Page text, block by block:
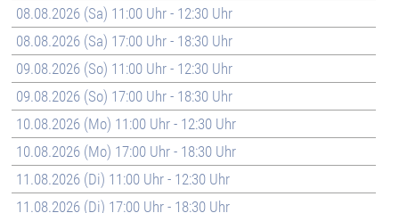
08.08.2026 (Sa) 11:00 Uhr - 12:30 Uhr
08.08.2026 (Sa) 17:00 Uhr - 18:30 Uhr
09.08.2026 (So) 11:00 Uhr - 12:30 Uhr
09.08.2026 (So) 17:00 Uhr - 18:30 Uhr
10.08.2026 (Mo) 11:00 Uhr - 12:30 Uhr
10.08.2026 (Mo) 17:00 Uhr - 18:30 Uhr
11.08.2026 (Di) 11:00 Uhr - 12:30 Uhr
11.08.2026 (Di) 17:00 Uhr - 18:30 Uhr